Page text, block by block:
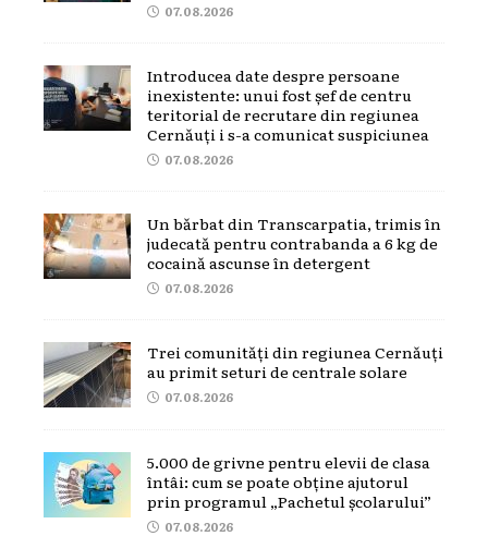
07.08.2026
Introducea date despre persoane
inexistente: unui fost șef de centru
teritorial de recrutare din regiunea
Cernăuți i s-a comunicat suspiciunea
07.08.2026
Un bărbat din Transcarpatia, trimis în
judecată pentru contrabanda a 6 kg de
cocaină ascunse în detergent
07.08.2026
Trei comunități din regiunea Cernăuți
au primit seturi de centrale solare
07.08.2026
5.000 de grivne pentru elevii de clasa
întâi: cum se poate obține ajutorul
prin programul „Pachetul școlarului”
07.08.2026